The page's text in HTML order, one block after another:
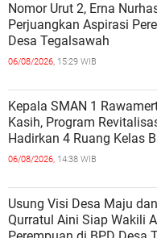
Nomor Urut 2, Erna
Perjuangkan Aspirasi
Desa Tegalsawah
06/08/2026, 15:29 WIB
Kepala SMAN 1
Kasih, Program
Hadirkan 4 Ruang Kelas
06/08/2026, 14:38 WIB
Usung Visi Desa Maju
Qurratul Aini Siap Wakili